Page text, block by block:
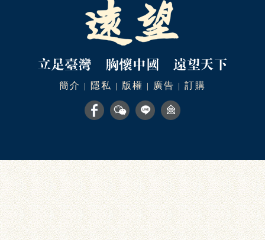
簡介 | 隱私 | 版權 | 廣告 | 訂購